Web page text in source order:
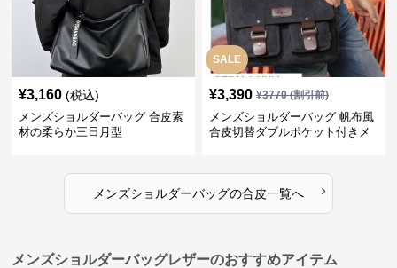
¥3,160 (税込)
メンズショルダーバッグ 合皮素
材の柔らか三日月型
SALE
¥3,390 ¥3770(割引前)
メンズショルダーバッグ 帆布風
合皮切替ダブルポケット付きメ
メンズショルダーバッグの合皮一覧へ ›
メンズショルダーバッグレザーのおすすめアイテム